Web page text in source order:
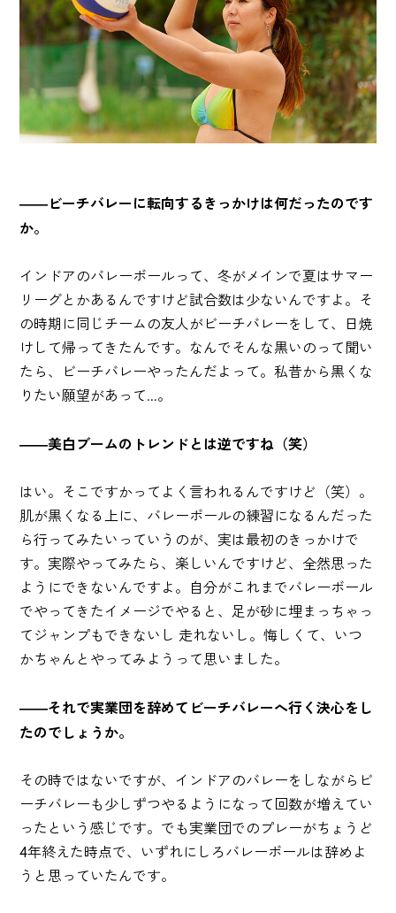
――ビーチバレーに転向するきっかけは何だったのです
か。
インドアのバレーボールって、冬がメインで夏はサマー
リーグとかあるんですけど試合数は少ないんですよ。そ
の時期に同じチームの友人がビーチバレーをして、日焼
けして帰ってきたんです。なんでそんな黒いのって聞い
たら、ビーチバレーやったんだよって。私昔から黒くな
りたい願望があって...。
――美白ブームのトレンドとは逆ですね（笑）
はい。そこですかってよく言われるんですけど（笑）。
肌が黒くなる上に、バレーボールの練習になるんだった
ら行ってみたいっていうのが、実は最初のきっかけで
す。実際やってみたら、楽しいんですけど、全然思った
ようにできないんですよ。自分がこれまでバレーボール
でやってきたイメージでやると、足が砂に埋まっちゃっ
てジャンプもできないし 走れないし。悔しくて、いつ
かちゃんとやってみようって思いました。
――それで実業団を辞めてビーチバレーへ行く決心をし
たのでしょうか。
その時ではないですが、インドアのバレーをしながらビ
ーチバレーも少しずつやるようになって回数が増えてい
ったという感じです。でも実業団でのプレーがちょうど
4年終えた時点で、いずれにしろバレーボールは辞めよ
うと思っていたんです。